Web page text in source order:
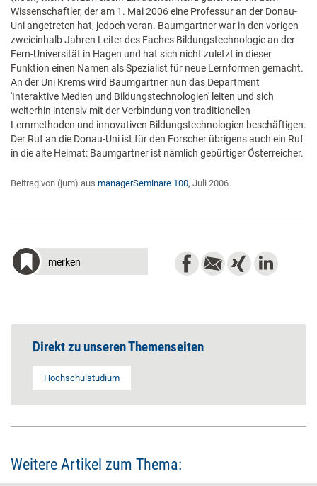
Wissenschaftler, der am 1. Mai 2006 eine Professur an der Donau-
Uni angetreten hat, jedoch voran. Baumgartner war in den vorigen
zweieinhalb Jahren Leiter des Faches Bildungstechnologie an der
Fern-Universität in Hagen und hat sich nicht zuletzt in dieser
Funktion einen Namen als Spezialist für neue Lernformen gemacht.
An der Uni Krems wird Baumgartner nun das Department
'Interaktive Medien und Bildungstechnologien' leiten und sich
weiterhin intensiv mit der Verbindung von traditionellen
Lernmethoden und innovativen Bildungstechnologien beschäftigen.
Der Ruf an die Donau-Uni ist für den Forscher übrigens auch ein Ruf
in die alte Heimat: Baumgartner ist nämlich gebürtiger Österreicher.
Beitrag von (jum) aus managerSeminare 100, Juli 2006
merken
Direkt zu unseren Themenseiten
Hochschulstudium
Weitere Artikel zum Thema: